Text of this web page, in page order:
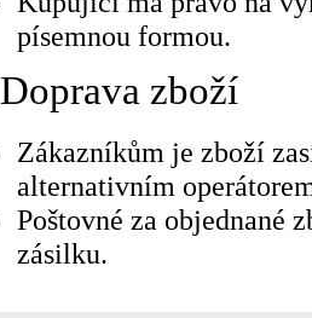
písemnou formou.
Doprava zboží
Zákazníkům je zboží
alternativním
Poštovné za objednané
zásilku.